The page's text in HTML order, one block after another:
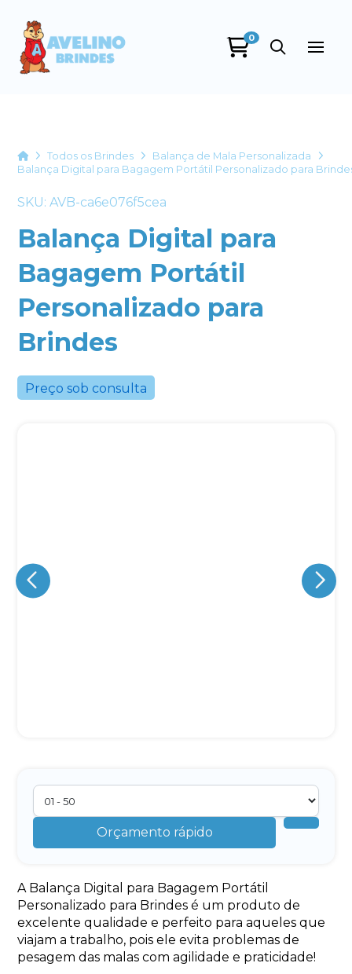
0
HomeTodos os Brindes
Balança de Mala Personalizada
Balança Digital para Bagagem Portátil Personalizado para
SKU: AVB-ca6e076f5cea
Balança Digital para
Bagagem Portátil
Personalizado para
Brindes
Preço sob consulta
Orçamento rápido
A Balança Digital para Bagagem Portátil
Personalizado para Brindes é um produto de
excelente qualidade e perfeito para aqueles que
viajam a trabalho, pois ele evita problemas de
pesagem das malas com agilidade e praticidade!
+55